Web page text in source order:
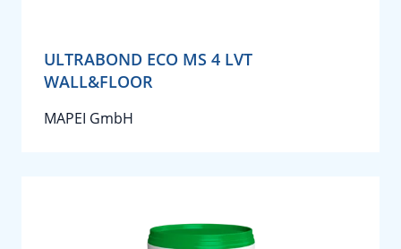
ULTRABOND ECO MS 4 LVT
WALL&FLOOR
MAPEI GmbH